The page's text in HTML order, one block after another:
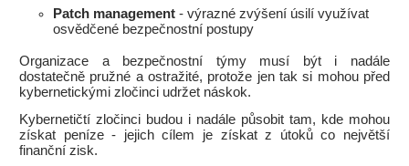
Patch management - výrazné zvýšení úsilí využívat
osvědčené bezpečnostní postupy
Organizace a bezpečnostní týmy musí být i nadále
dostatečně pružné a ostražité, protože jen tak si mohou před
kybernetickými zločinci udržet náskok.
Kybernetičtí zločinci budou i nadále působit tam, kde mohou
získat peníze - jejich cílem je získat z útoků co největší
finanční zisk.